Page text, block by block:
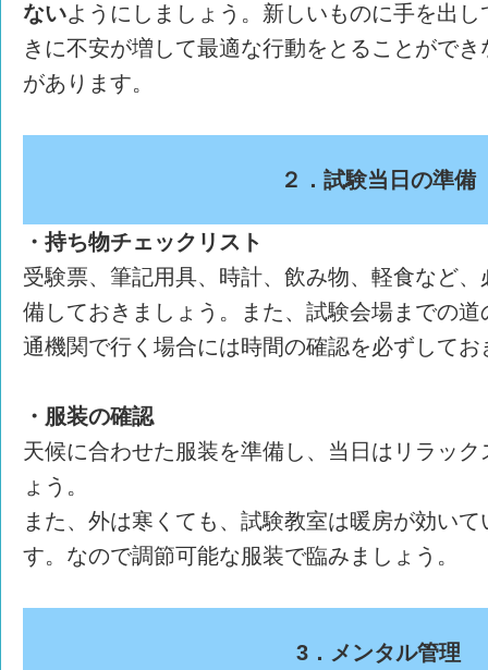
ないようにしましょう。新しいものに手を出
きに不安が増して最適な行動をとることがで
があります。
２．試験当日の準備
・持ち物チェックリスト
受験票、筆記用具、時計、飲み物、軽食など
備しておきましょう。また、試験会場までの
通機関で行く場合には時間の確認を必ずしてお
・服装の確認
天候に合わせた服装を準備し、当日はリラッ
ょう。
また、外は寒くても、試験教室は暖房が効い
す。なので調節可能な服装で臨みましょう。
3．メンタル管理